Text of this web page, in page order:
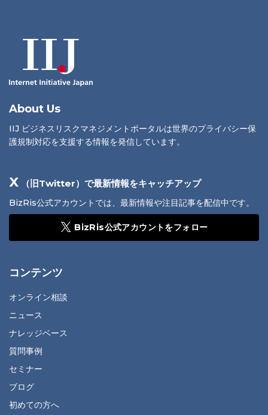
About Us
IIJ ビジネスリスクマネジメントポータルは世界のプライバシー保
護規制対応を支援する情報を発信しています。
X （旧Twitter）で最新情報をキャッチアップ
BizRis公式アカウントでは、最新情報や注目記事を配信中です。
BizRis公式アカウントをフォロー
コンテンツ
オンライン相談
ニュース
ナレッジベース
質問事例
セミナー
ブログ
初めての方へ